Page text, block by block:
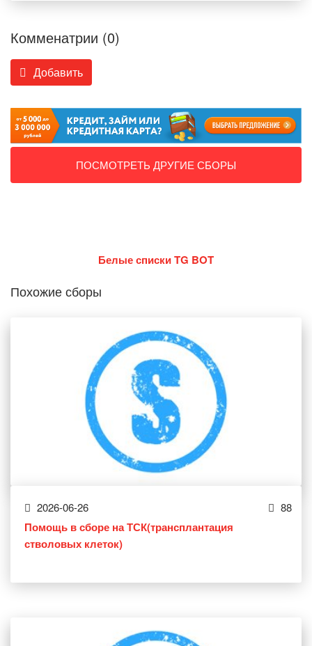
Комменатрии (0)
Добавить
ПОСМОТРЕТЬ ДРУГИЕ СБОРЫ
Белые списки TG BOT
Похожие сборы
2026-06-26 88
Помощь в сборе на ТСК(трансплантация
стволовых клеток)